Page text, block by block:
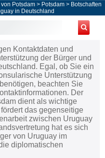
Potsdam > Potsdam > Botschaften
in Deutschland
Kontaktdaten und
der Bürger und
Egal, ob Sie ein
Unterstützung
beachten Sie
Der
dient als wichtige
das gegenseitige
zwischen Uruguay
hat es sich
von Uruguay im
diplomatischen